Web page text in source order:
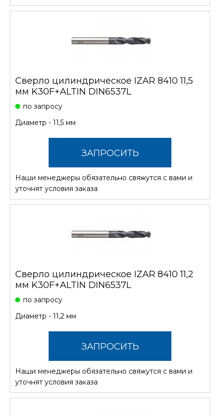
Сверло цилиндрическое IZAR 8410 11,5
мм K30F+ALTIN DIN6537L
по запросу
Диаметр - 11,5 мм
ЗАПРОСИТЬ
СТОИМОСТЬ
Наши менеджеры обязательно свяжутся с вами и
уточнят условия заказа
Сверло цилиндрическое IZAR 8410 11,2
мм K30F+ALTIN DIN6537L
по запросу
Диаметр - 11,2 мм
ЗАПРОСИТЬ
СТОИМОСТЬ
Наши менеджеры обязательно свяжутся с вами и
уточнят условия заказа